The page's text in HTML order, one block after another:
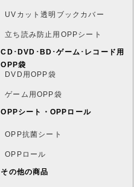
UVカット透明ブックカバー
立ち読み防止用OPPシート
CD･DVD･BD･ゲーム･レコード用
OPP袋
DVD用OPP袋
ゲーム用OPP袋
OPPシート・OPPロール
OPP抗菌シート
OPPロール
その他の商品